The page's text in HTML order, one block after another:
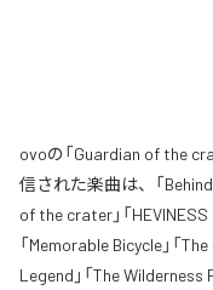
ovoの「Guardian of the
信された楽曲は、「
of the crater」「
「Memorable Bicycle」「
Legend」「The